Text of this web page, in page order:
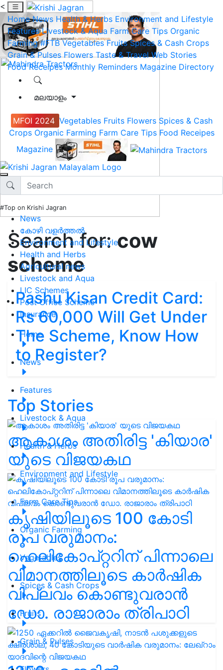
<
Home News Health & Herbs Environment and Lifestyle
Features Livestock & Aqua Farm Care Tips Organic
Farming #FTB Vegetables Fruits Spices & Cash Crops
Grain & Pulses Flowers Taste & Travel Web Stories
Food Receipes Monthly Reminders Magazine Directory
മലയാളം
MFOI 2024 Vegetables Fruits Flowers Spices & Cash
Crops Organic Farming Farm Care Tips Food Receipes
Magazine
#Top on Krishi Jagran
News
കോഴി വളർത്തൽ
Environment and Lifestyle
Health and Herbs
Agricultural news
Livestock and Aqua
LIC Schemes
Post Office Scheme
Insurance
Home
News
Features
Livestock & Aqua
Health & Herbs
Environment and Lifestyle
Farm Care Tips
Organic Farming
Vegetables
Spices & Cash Crops
Fruits
Grain & Pulses
Search for:cow
scheme
Pashu Kisan Credit Card:
Rs 60,000 Will Get Under
The Scheme, Know How
to Register?
Top Stories
ആകാശം അതിരിട്ട 'കിയാര'
യുടെ വിജയകഥ
കൃഷിയിലൂടെ 100 കോടി
രൂപ വരുമാനം:
ഹെലികോപ്റ്ററിന് പിന്നാലെ
വിമാനത്തിലൂടെ കാർഷിക
വിപ്ലവം കൊണ്ടുവരാൻ
ഡോ. രാജാരാം ത്രിപാഠി